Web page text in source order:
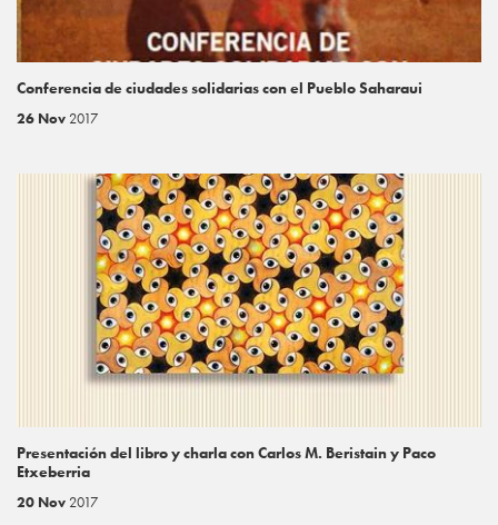
Conferencia de ciudades solidarias con el Pueblo Saharaui
26 Nov 2017
Presentación del libro y charla con Carlos M. Beristain y Paco
Etxeberria
20 Nov 2017